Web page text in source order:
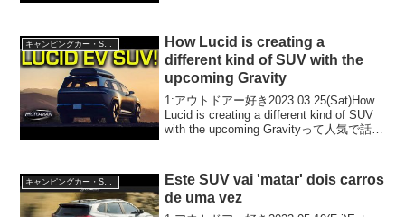
キャンピングカー・SUV人気車種
How Lucid is creating a
different kind of SUV with the
upcoming Gravity
1:アウトドアー好き2023.03.25(Sat)How
Lucid is creating a different kind of SUV
with the upcoming Gravityって人気で話題
Este SUV vai 'matar' dois carros
de uma vez